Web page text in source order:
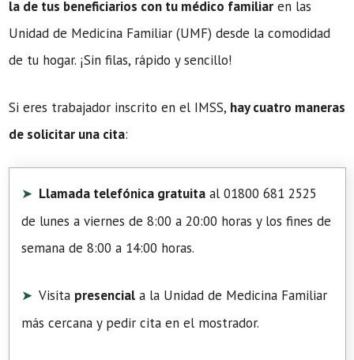
la de tus beneficiarios con tu médico familiar en las
Unidad de Medicina Familiar (UMF) desde la comodidad
de tu hogar. ¡Sin filas, rápido y sencillo!
Si eres trabajador inscrito en el IMSS, hay cuatro maneras
de solicitar una cita:
Llamada telefónica gratuita al 01800 681 2525
de lunes a viernes de 8:00 a 20:00 horas y los fines de
semana de 8:00 a 14:00 horas.
Visita presencial a la Unidad de Medicina Familiar
más cercana y pedir cita en el mostrador.